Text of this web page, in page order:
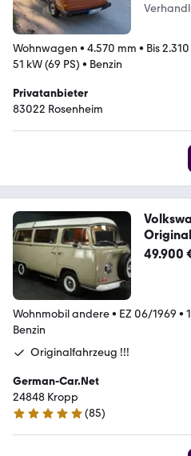
Wohnwagen • 4.570 mm • Bis
51 kW (69 PS) • Benzin
Privatanbieter
83022 Rosenheim
49.900
Wohnmobil andere• EZ 06/1969 •
Benzin
Originalfahrzeug !!!
German-Car.Net
24848 Kropp
4.8 Sterne
(85)